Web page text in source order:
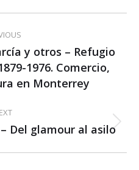
Previous
post:
y otros – Refugio
1976. Comercio,
en Monterrey
NextDel glamour al asilo